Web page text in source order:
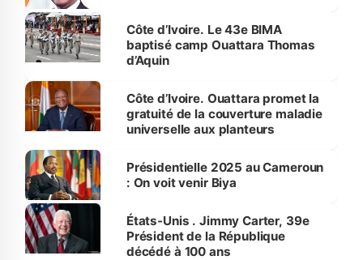
Côte d’Ivoire. Le 43e BIMA
baptisé camp Ouattara Thomas
d’Aquin
Côte d’Ivoire. Ouattara promet la
gratuité de la couverture maladie
universelle aux planteurs
Présidentielle 2025 au Cameroun
: On voit venir Biya
États-Unis . Jimmy Carter, 39e
Président de la République
décédé à 100 ans